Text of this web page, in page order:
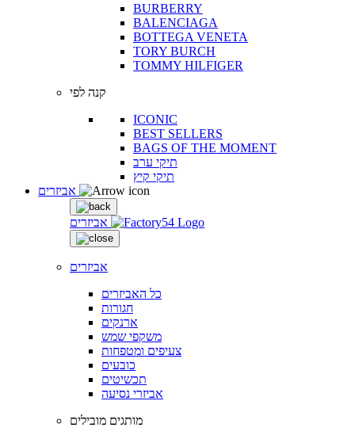
BURBERRY
BALENCIAGA
BOTTEGA VENETA
TORY BURCH
TOMMY HILFIGER
קנה לפי
ICONIC
BEST SELLERS
BAGS OF THE MOMENT
תיקי ערב
תיקי קיץ
אביזרים
אביזרים
כל האביזרים
חגורות
ארנקים
משקפי שמש
צעיפים ומטפחות
כובעים
תכשיטים
אביזרי נסיעה
מותגים מובילים